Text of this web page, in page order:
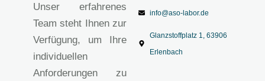
Unser erfahrenes
Team steht Ihnen zur
Verfügung, um Ihre
individuellen
Anforderungen zu
info@aso-labor.de
Glanzstoffplatz 1, 63906
Erlenbach